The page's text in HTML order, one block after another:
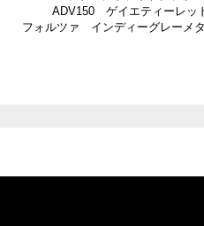
ADV150 ゲイエティーレッ
フォルツァ インディーグレーメ